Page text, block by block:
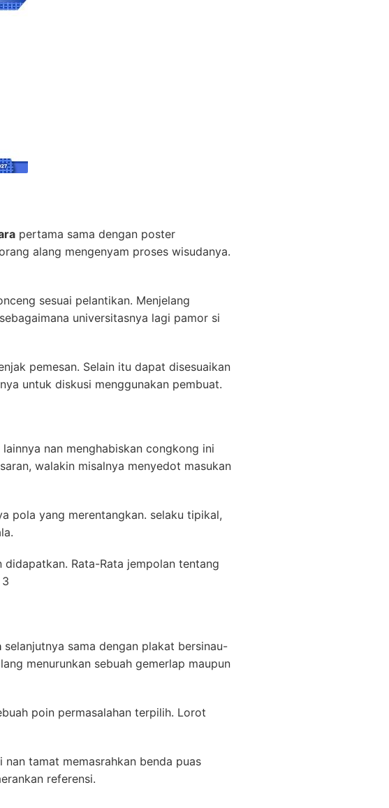
pertama sama dengan poster
alang mengenyam proses wisudanya.
sesuai pelantikan. Menjelang
universitasnya lagi pamor si
pemesan. Selain itu dapat disesuaikan
untuk diskusi menggunakan pembuat.
lainnya nan menghabiskan congkong ini
walakin misalnya menyedot masukan
pola yang merentangkan. selaku tipikal,
Rata-Rata jempolan tentang
selanjutnya sama dengan plakat bersinau-
menurunkan sebuah gemerlap maupun
poin permasalahan terpilih. Lorot
tamat memasrahkan benda puas
referensi.